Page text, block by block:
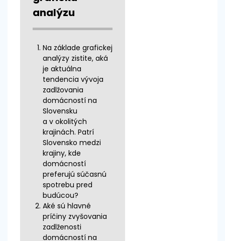
analýzu
Na základe grafickej
analýzy zistite, aká
je aktuálna
tendencia vývoja
zadlžovania
domácností na
Slovensku
a v okolitých
krajinách. Patrí
Slovensko medzi
krajiny, kde
domácností
preferujú súčasnú
spotrebu pred
budúcou?
Aké sú hlavné
príčiny zvyšovania
zadlženosti
domácností na